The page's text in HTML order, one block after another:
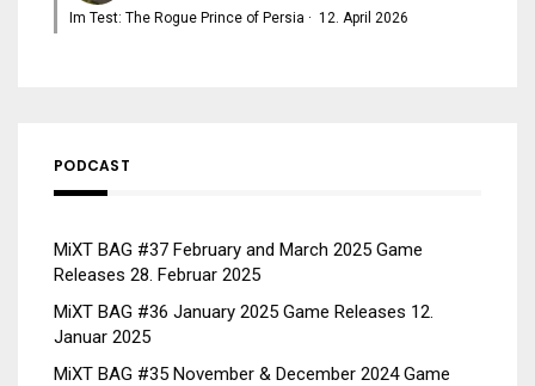
Im Test: The Rogue Prince of Persia · 12. April 2026
PODCAST
MiXT BAG #37 February and March 2025 Game
Releases 28. Februar 2025
MiXT BAG #36 January 2025 Game Releases 12.
Januar 2025
MiXT BAG #35 November & December 2024 Game